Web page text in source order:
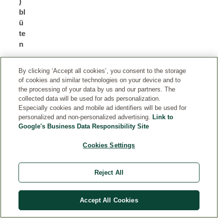
bl
ü
te
n
B
or
re
ts
h
e
öl
By clicking ‘Accept all cookies’, you consent to the storage
of cookies and similar technologies on your device and to
the processing of your data by us and our partners. The
collected data will be used for ads personalization.
Especially cookies and mobile ad identifiers will be used for
personalized and non-personalized advertising. Link to
Google's Business Data Responsibility Site
Cookies Settings
Reject All
Accept All Cookies